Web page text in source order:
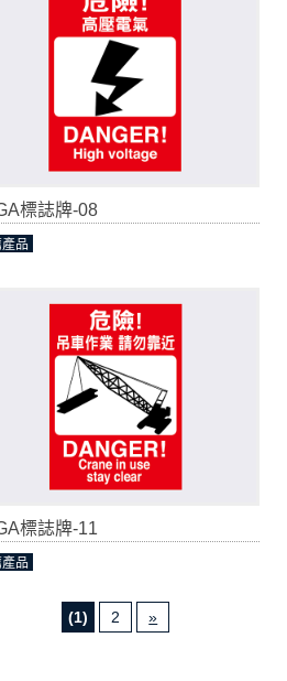
標誌牌-08
品
標誌牌-11
品
(1) 2 »